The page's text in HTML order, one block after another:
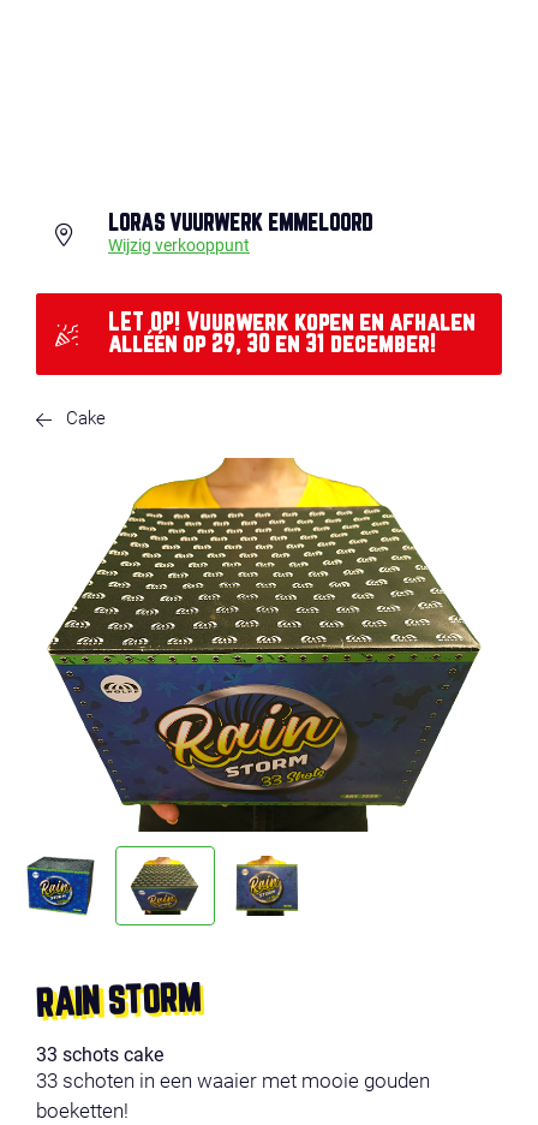
LORAS VUURWERK EMMELOORD
Wijzig verkooppunt
LET OP! Vuurwerk kopen en afhalen
alléén op 29, 30 en 31 december!
Cake
RAIN STORM
33 schots cake
33 schoten in een waaier met mooie gouden
boeketten!